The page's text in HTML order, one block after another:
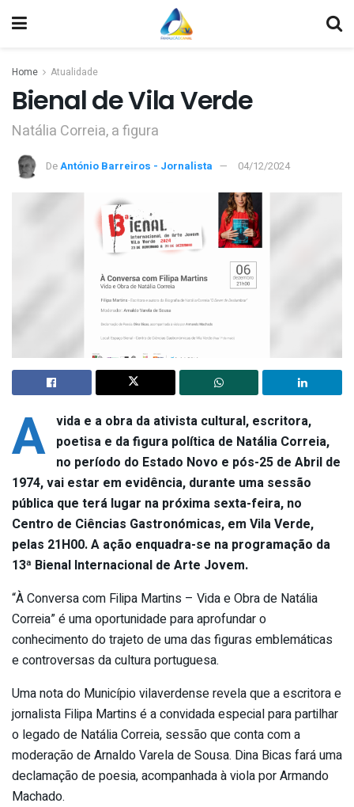
Home Atualidade
Bienal de Vila Verde
Natália Correia, a figura
DeAntónio Barreiros - Jornalista 04/12/2024
A vida e a obra da ativista cultural, escritora,
poetisa e da figura política de Natália Correia,
no período do Estado Novo e pós-25 de Abril de
1974, vai estar em evidência, durante uma sessão
pública que terá lugar na próxima sexta-feira, no
Centro de Ciências Gastronómicas, em Vila Verde,
pelas 21H00. A ação enquadra-se na programação da
13ª Bienal Internacional de Arte Jovem.
“À Conversa com Filipa Martins – Vida e Obra de Natália
Correia” é uma oportunidade para aprofundar o
conhecimento do trajeto de uma das figuras emblemáticas
e controversas da cultura portuguesa.
Uma nota do Município vilaverdense revela que a escritora e
jornalista Filipa Martins é a convidada especial para partilhar
o legado de Natália Correia, sessão que conta com a
moderação de Arnaldo Varela de Sousa. Dina Bicas fará uma
declamação de poesia, acompanhada à viola por Armando
Machado.